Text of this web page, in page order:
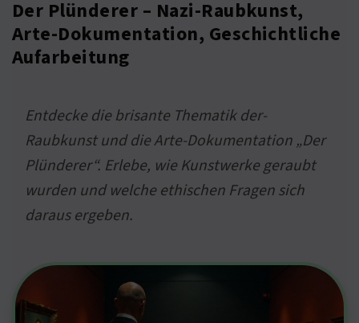
Der Plünderer – Nazi-Raubkunst,
Arte-Dokumentation, Geschichtliche
Aufarbeitung
Entdecke die brisante Thematik der-
Raubkunst und die Arte-Dokumentation „Der
Plünderer“. Erlebe, wie Kunstwerke geraubt
wurden und welche ethischen Fragen sich
daraus ergeben.